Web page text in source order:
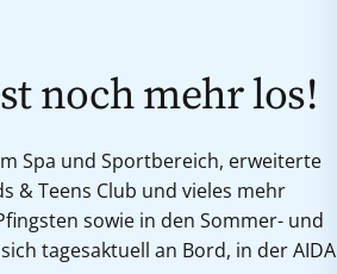
noch mehr los!
Spa und Sportbereich, erweiterte
& Teens Club und vieles mehr
sowie in den Sommer- und
tagesaktuell an Bord, in der AIDA